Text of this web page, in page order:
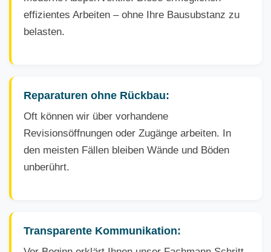
effizientes Arbeiten – ohne Ihre Bausubstanz zu
belasten.
Reparaturen ohne Rückbau:
Oft können wir über vorhandene
Revisionsöffnungen oder Zugänge arbeiten. In
den meisten Fällen bleiben Wände und Böden
unberührt.
Transparente Kommunikation: